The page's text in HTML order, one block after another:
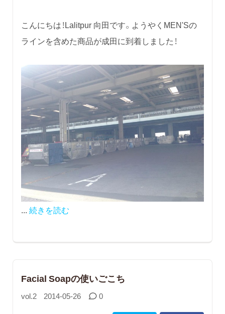
こんにちは！Lalitpur 向田です。ようやくMEN'Sの
ラインを含めた商品が成田に到着しました！
... 続きを読む
Facial Soapの使いごこち
vol.2 2014-05-26 0